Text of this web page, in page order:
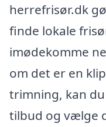
herrefrisør.dk
finde lokale
imødekomme
om det er en
trimning, kan
tilbud og vælge